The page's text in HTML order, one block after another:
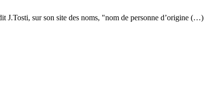
J.Tosti, sur son site des noms, "nom de personne d’origine (…)